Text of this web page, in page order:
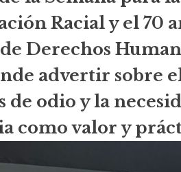
Racial y el 70
Derechos
advertir sobre
de odio y la
como valor y